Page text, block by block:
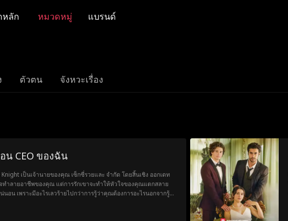
หลัก หมวดหมู่ แบรนด์
ตัวตน จังหวะเรื่อง
น CEO ของฉัน
Knight เป็นเจ้านายของคุณ เซ็กซี่รวยและ จำกัด โดยสิ้นเชิง ออกเดท
ทำลายอาชีพของคุณ แต่การรักเขาจะทำให้หัวใจของคุณแตกสลาย
นอน เพราะมีอะไรเลวร้ายไปกว่าการรู้ว่าคุณต้องการอะไรนอกจากรู้ว่า